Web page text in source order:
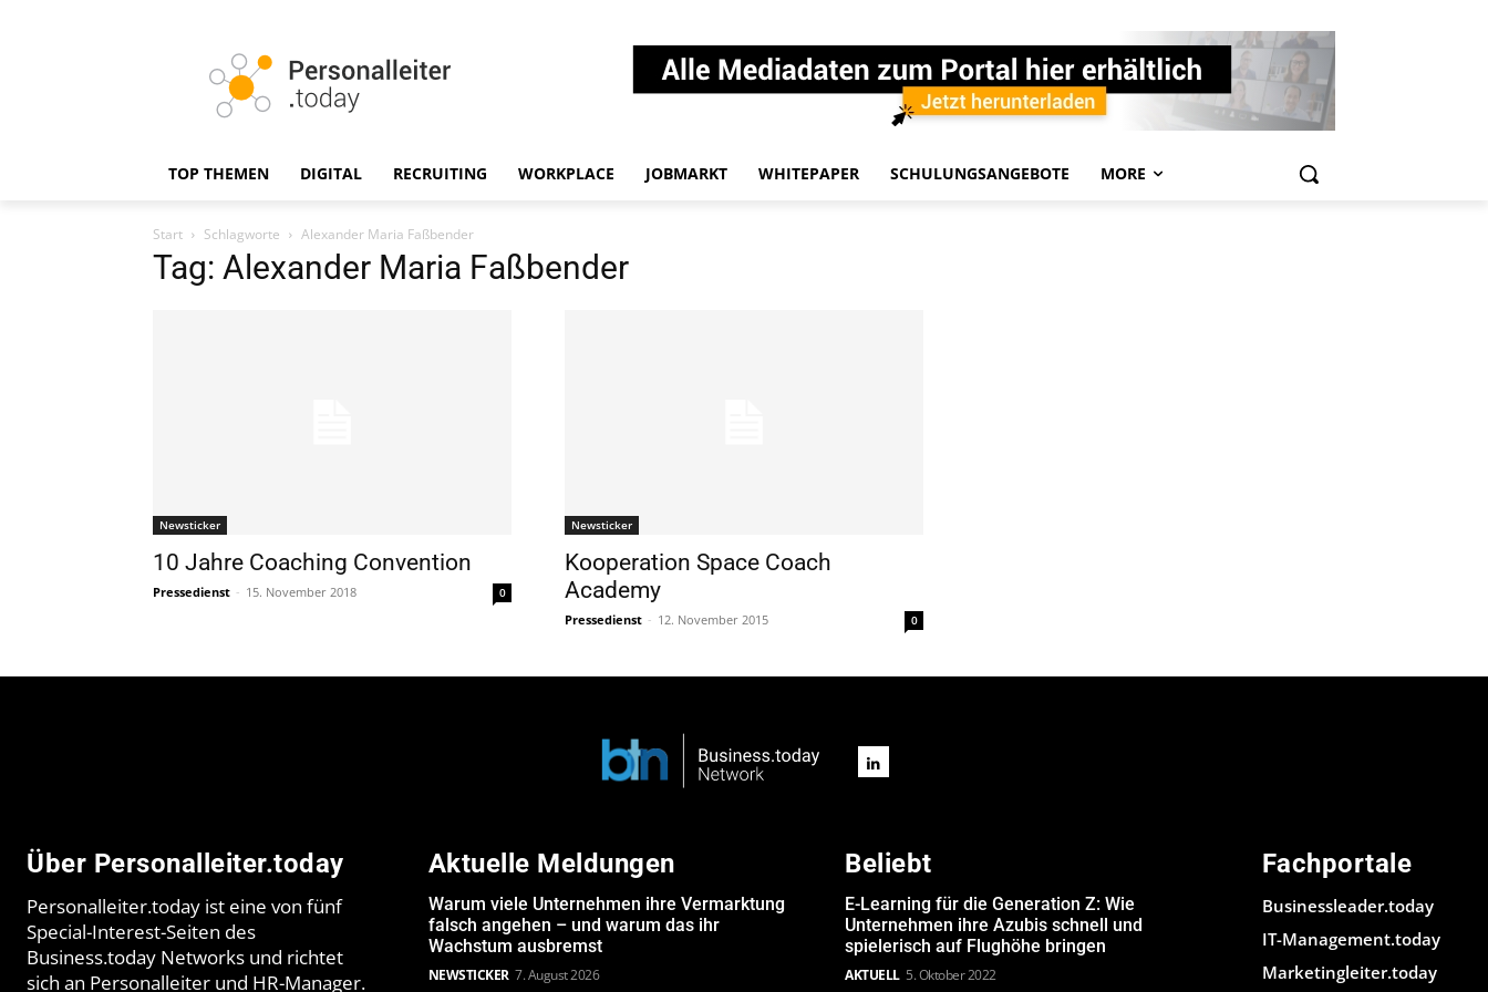
TOP THEMEN DIGITAL RECRUITING WORKPLACE JOBMARKT WHITEPAPER SCHULUNGSANGEBOTE MORE
Start Schlagworte Alexander Maria Faßbender
Tag: Alexander Maria Faßbender
Newsticker
10 Jahre Coaching Convention
Pressedienst - 15. November 2018 0
Newsticker
Kooperation Space Coach
Academy
Pressedienst - 12. November 2015 0
Über Personalleiter.today
Personalleiter.today ist eine von fünf
Special-Interest-Seiten des
Business.today Networks und richtet
sich an Personalleiter und HR-Manager.
Aktuelle Meldungen
Warum viele Unternehmen ihre Vermarktung
falsch angehen – und warum das ihr
Wachstum ausbremst
NEWSTICKER 7. August 2026
Beliebt
E-Learning für die Generation Z: Wie
Unternehmen ihre Azubis schnell und
spielerisch auf Flughöhe bringen
AKTUELL 5. Oktober 2022
Fachportale
Businessleader.today
IT-Management.today
Marketingleiter.today